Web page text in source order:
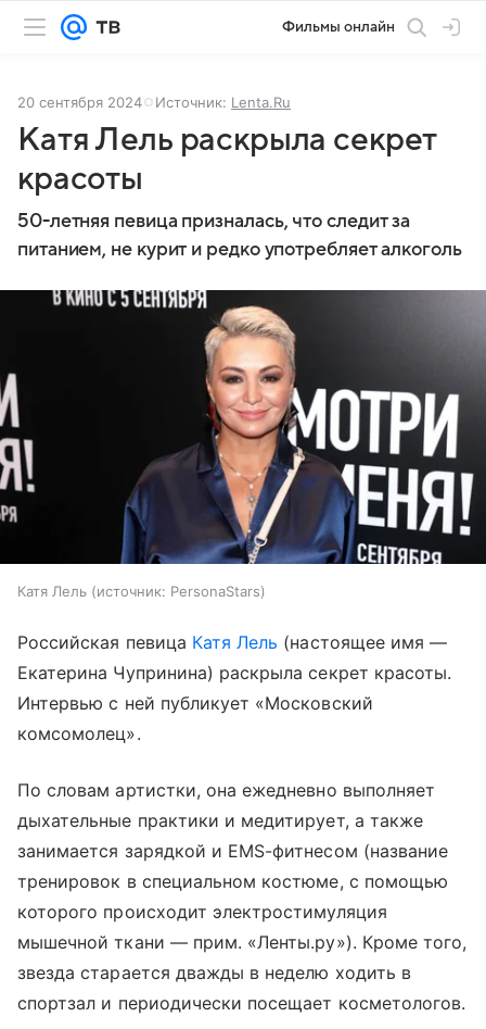
Фильмы онлайн
20 сентября 2024 Источник: Lenta.Ru
Катя Лель раскрыла секрет
красоты
50-летняя певица призналась, что следит за
питанием, не курит и редко употребляет алкоголь
Катя Лель источник: PersonaStars
Российская певица Катя Лель (настоящее имя —
Екатерина Чупринина) раскрыла секрет красоты.
Интервью с ней публикует «Московский
комсомолец».
По словам артистки, она ежедневно выполняет
дыхательные практики и медитирует, а также
занимается зарядкой и EMS-фитнесом (название
тренировок в специальном костюме, с помощью
которого происходит электростимуляция
мышечной ткани — прим. «Ленты.ру»). Кроме того,
звезда старается дважды в неделю ходить в
спортзал и периодически посещает косметологов.